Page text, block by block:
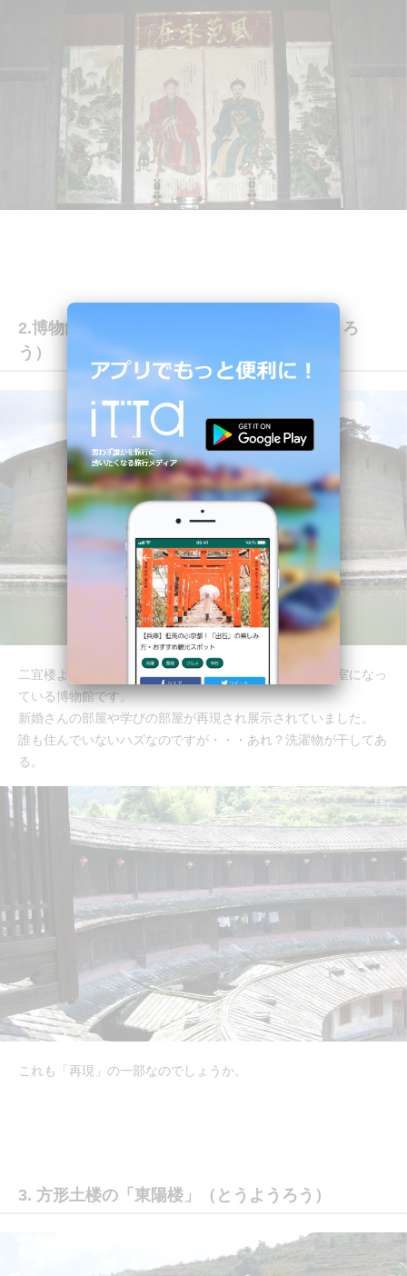
2.博物館になっている「南陽楼」（なんようろ
う）
二宜楼より一回り小さい土楼で、ほぼ全ての部屋が展示室になっ
ている博物館です。
新婚さんの部屋や学びの部屋が再現され展示されていました。
誰も住んでいないハズなのですが・・・あれ？洗濯物が干してあ
る。
これも「再現」の一部なのでしょうか。
3. 方形土楼の「東陽楼」（とうようろう）